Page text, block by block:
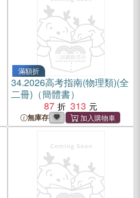
滿額折
34.2026高考指南(物理類)(全
二冊)（簡體書）
87
313
無庫存